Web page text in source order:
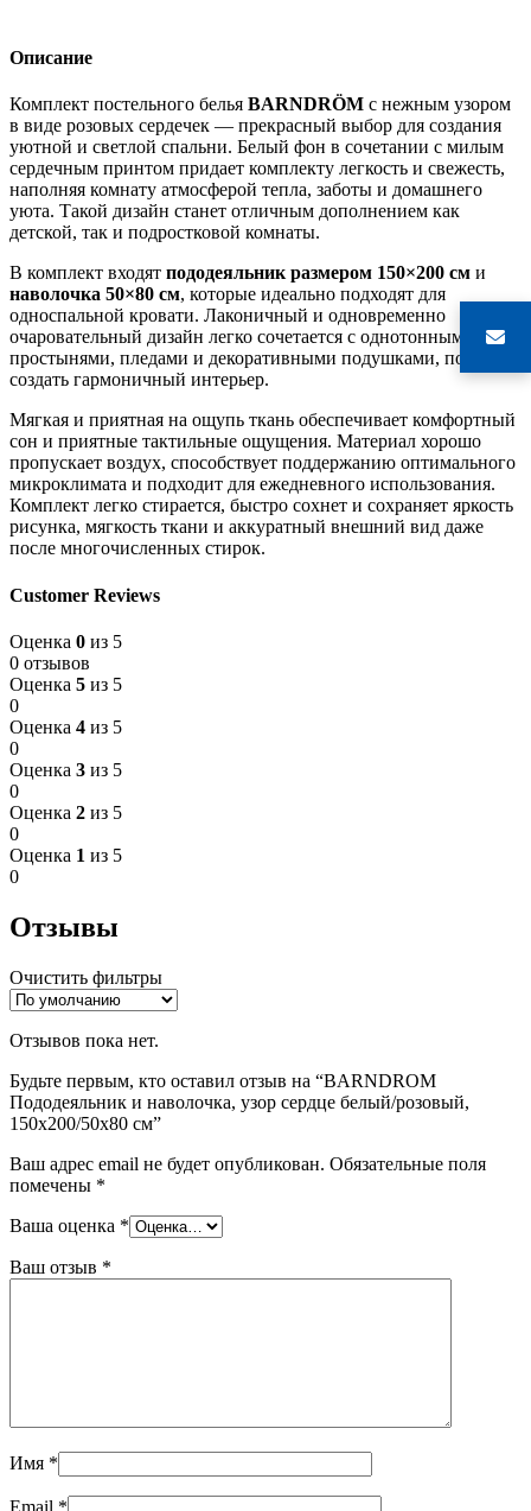
Описание
Комплект постельного белья BARNDRÖM с нежным узором
в виде розовых сердечек — прекрасный выбор для создания
уютной и светлой спальни. Белый фон в сочетании с милым
сердечным принтом придает комплекту легкость и свежесть,
наполняя комнату атмосферой тепла, заботы и домашнего
уюта. Такой дизайн станет отличным дополнением как
детской, так и подростковой комнаты.
В комплект входят пододеяльник размером 150×200 см и
наволочка 50×80 см, которые идеально подходят для
односпальной кровати. Лаконичный и одновременно
очаровательный дизайн легко сочетается с однотонными
простынями, пледами и декоративными подушками, помогая
создать гармоничный интерьер.
Мягкая и приятная на ощупь ткань обеспечивает комфортный
сон и приятные тактильные ощущения. Материал хорошо
пропускает воздух, способствует поддержанию оптимального
микроклимата и подходит для ежедневного использования.
Комплект легко стирается, быстро сохнет и сохраняет яркость
рисунка, мягкость ткани и аккуратный внешний вид даже
после многочисленных стирок.
Customer Reviews
Оценка 0 из 5
0 отзывов
Оценка 5 из 5
0
Оценка 4 из 5
0
Оценка 3 из 5
0
Оценка 2 из 5
0
Оценка 1 из 5
0
Отзывы
Очистить фильтры
Отзывов пока нет.
Будьте первым, кто оставил отзыв на “BARNDROM
Пододеяльник и наволочка, узор сердце белый/розовый,
150х200/50х80 см”
Ваш адрес email не будет опубликован. Обязательные поля
помечены *
Ваша оценка *
Ваш отзыв *
Имя *
Email *